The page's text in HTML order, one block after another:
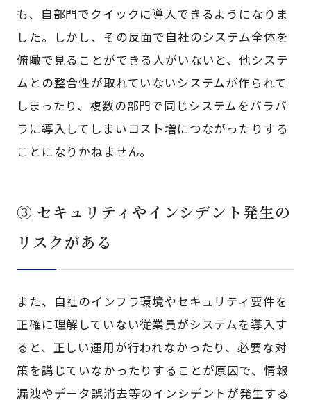
も、自部門でクイックに導入できるようになりま
した。しかし、その反面で自社のシステム全体を
俯瞰で見ることができる人がいないと、他システ
ムとの整合性が取れていないシステムが作られて
しまったり、複数の部門で同じシステムをバラバ
ラに導入してしまいコスト増につながったりする
ことになりかねません。
③ セキュリティやインシデント発生の
リスクがある
また、自社のインフラ環境やセキュリティ要件を
正確に理解していない従業員がシステムを導入す
ると、正しい運用が行われなかったり、必要な対
策を講じていなかったりすることが原因で、情報
漏洩やデータ誤消去等のインシデントが発生する